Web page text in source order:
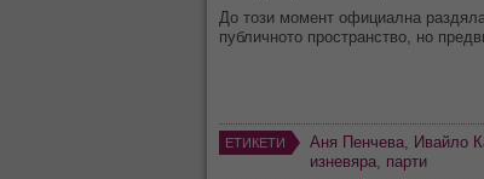
До този момент официална
публичното пространство, но
ЕТИКЕТИ Аня Пенчева, Ивайло
изневяра, парти